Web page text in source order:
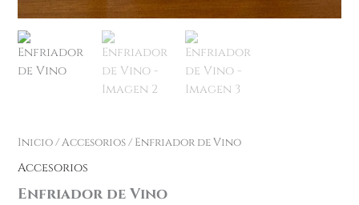
Inicio/Accesorios/ Enfriador de Vino
Accesorios
Enfriador de Vino